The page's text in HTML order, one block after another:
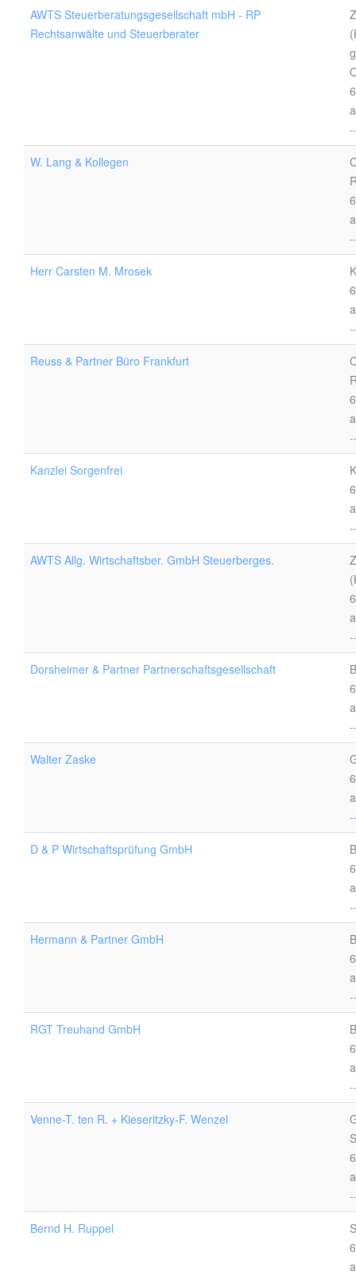
AWTS Steuerberatungsgesellschaft mbH - RP
Rechtsanwälte und Steuerberater
W. Lang & Kollegen
Herr Carsten M. Mrosek
Reuss & Partner Büro Frankfurt
Kanzlei Sorgenfrei
AWTS Allg. Wirtschaftsber. GmbH Steuerberges.
Dorsheimer & Partner Partnerschaftsgesellschaft
Walter Zaske
D & P Wirtschaftsprüfung GmbH
Hermann & Partner GmbH
RGT Treuhand GmbH
Venne-T. ten R. + Kieseritzky-F. Wenzel
Bernd H. Ruppel